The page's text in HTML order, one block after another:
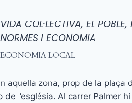
VIDA COL·LECTIVA, EL POBLE,
NORMES I ECONOMIA
ECONOMIA LOCAL
aquella zona, prop de la plaça
l’església. Al carrer Palmer hi